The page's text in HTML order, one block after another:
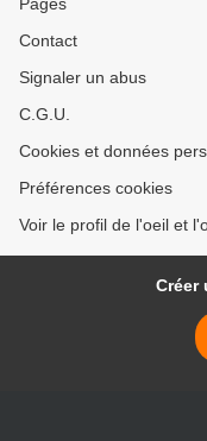
Contact
Signaler un abus
C.G.U.
Cookies et données
Préférences cookies
Voir le profil de l'oeil et
Créer